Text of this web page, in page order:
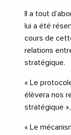
Il a tout
lui a été
cours de
relations
stratégique.
« Le
élèvera nos
stratégique
« Le